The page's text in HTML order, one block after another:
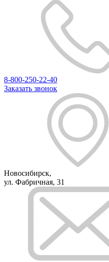
8-800-250-22-40
Заказать звонок
Новосибирск,
ул. Фабричная, 31